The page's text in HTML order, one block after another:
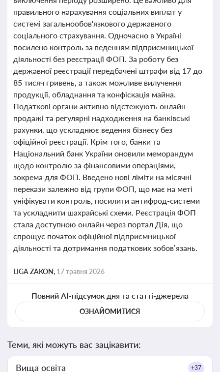
правильного нарахування соціальних виплат у
системі загальнообов'язкового державного
соціального страхування. Одночасно в Україні
посилено контроль за веденням підприємницької
діяльності без реєстрації ФОП. За роботу без
державної реєстрації передбачені штрафи від 17 до
85 тисяч гривень, а також можливе вилучення
продукції, обладнання та конфіскація майна.
Податкові органи активно відстежують онлайн-
продажі та регулярні надходження на банківські
рахунки, що ускладнює ведення бізнесу без
офіційної реєстрації. Крім того, банки та
Національний банк України оновили меморандум
щодо контролю за фінансовими операціями,
зокрема для ФОП. Введено нові ліміти на місячні
перекази залежно від групи ФОП, що має на меті
уніфікувати контроль, посилити антифрод-системи
та ускладнити шахрайські схеми. Реєстрація ФОП
стала доступною онлайн через портал Дія, що
спрощує початок офіційної підприємницької
діяльності та дотримання податкових зобов’язань.
LIGA ZAKON, 17 травня 2026
Повний AI-підсумок дня та статті-джерела
ОЗНАЙОМИТИСЯ
Теми, які можуть вас зацікавити:
Вища освіта +37